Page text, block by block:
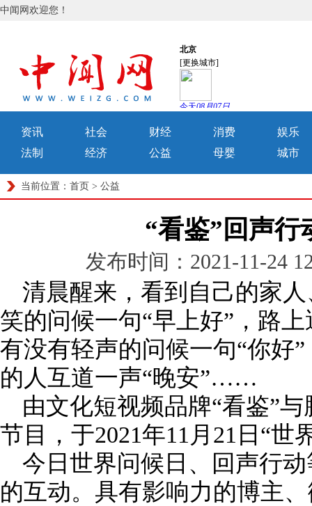
中闻网欢迎您！
资讯 社会 财经 消费
娱乐
法制
经济 公益 母婴 城市
当前位置： 首页 > 公益
“看鉴”回声行
发布时间：2021-11-24
清晨醒来，看到自己的家
笑的问候一句“早上好”，路
有没有轻声的问候一句“你好
的人互道一声“晚安”……
由文化短视频品牌“看鉴”
节目，于2021年11月21日“世
今日世界问候日、回声行
的互动。具有影响力的博主